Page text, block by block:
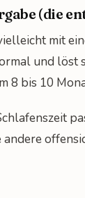
(die
mit
und löst
bis 10